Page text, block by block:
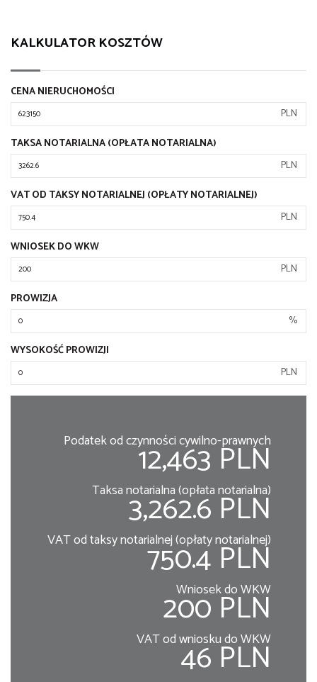
KALKULATOR KOSZTÓW
CENA NIERUCHOMOŚCI
PLN
TAKSA NOTARIALNA (OPŁATA NOTARIALNA)
PLN
VAT OD TAKSY NOTARIALNEJ (OPŁATY NOTARIALNEJ)
PLN
WNIOSEK DO WKW
PLN
PROWIZJA
%
WYSOKOŚĆ PROWIZJI
PLN
Podatek od czynności cywilno-prawnych
12,463 PLN
Taksa notarialna (opłata notarialna)
3,262.6 PLN
VAT od taksy notarialnej (opłaty notarialnej)
750.4 PLN
Wniosek do WKW
200 PLN
VAT od wniosku do WKW
46 PLN